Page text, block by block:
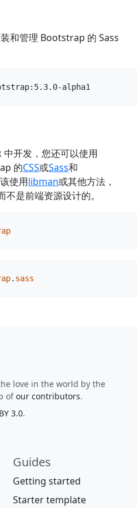
和管理 Bootstrap 的 Sass
开发，您还可以使用
的CSS或Sass和
使用libman或其他方法，
是前端资源设计的。
. sass
love in the world by the
ofour contributors.
3.0.
Guides
Getting started
Starter template